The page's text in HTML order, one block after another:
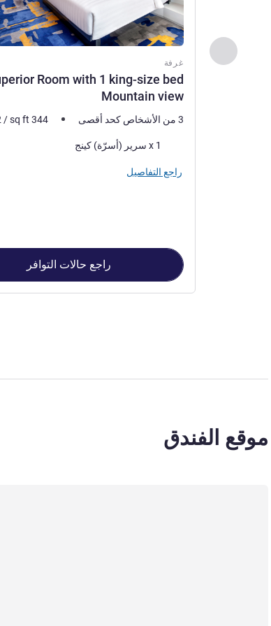
السابق - غرفة
غرفة
Room with 1 king-size bed
Mountain view
3 من الأشخاص كحد أقصى /sq ft 344
فرش السرير
1 x سرير (أسرّة) كينج
راجع التفاصيل
راجع حالات التوافر
موقع الفندق